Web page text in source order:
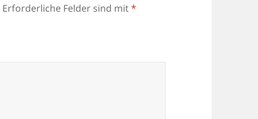
Erforderliche Felder sind mit*